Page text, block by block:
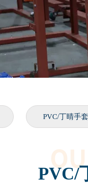
PVC/丁晴手
PVC/